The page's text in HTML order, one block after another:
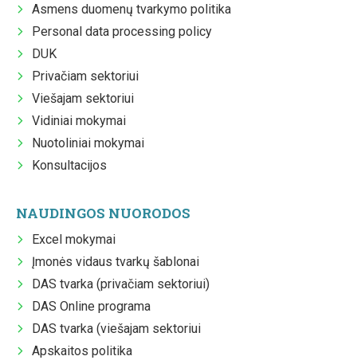
Asmens duomenų tvarkymo politika
Personal data processing policy
DUK
Privačiam sektoriui
Viešajam sektoriui
Vidiniai mokymai
Nuotoliniai mokymai
Konsultacijos
NAUDINGOS NUORODOS
Excel mokymai
Įmonės vidaus tvarkų šablonai
DAS tvarka (privačiam sektoriui)
DAS Online programa
DAS tvarka (viešajam sektoriui
Apskaitos politika